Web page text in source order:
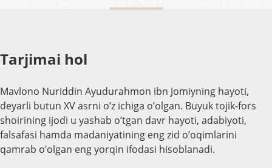
Tarjimai hol
Mavlono Nuriddin Ayudurahmon ibn Jomiyning hayoti,
deyarli butun XV asrni o’z ichiga o’olgan. Buyuk tojik-fors
shoirining ijodi u yashab o’tgan davr hayoti, adabiyoti,
falsafasi hamda madaniyatining eng zid o’oqimlarini
qamrab o’olgan eng yorqin ifodasi hisoblanadi.